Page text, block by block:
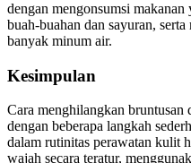
dengan mengonsumsi
buah-buahan dan sayuran,
banyak minum air.
Kesimpulan
Cara menghilangkan bruntusan
dengan beberapa langkah
dalam rutinitas perawatan kulit
wajah secara teratur,